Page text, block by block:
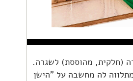
(חלקית, מהוססת) לשגרה.
לה מחשבה על "הישן